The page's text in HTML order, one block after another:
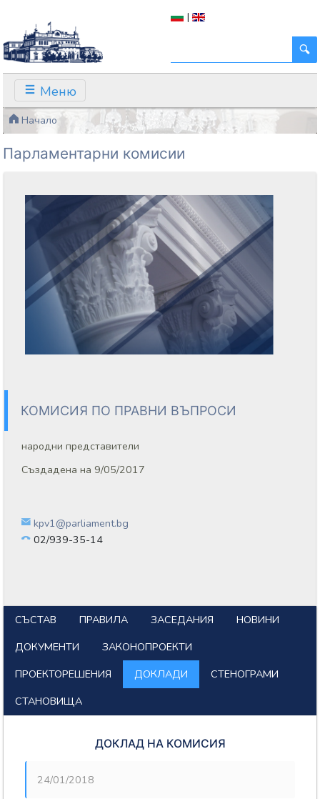
|
Меню
Начало
Парламентарни комисии
КОМИСИЯ ПО ПРАВНИ ВЪПРОСИ
народни представители
Създадена на 9/05/2017
kpv1@parliament.bg
02/939-35-14
СЪСТАВ ПРАВИЛА ЗАСЕДАНИЯ
НОВИНИ
ДОКУМЕНТИ
ЗАКОНОПРОЕКТИ
ПРОЕКТОРЕШЕНИЯ
ДОКЛАДИ
СТЕНОГРАМИ
СТАНОВИЩА
ДОКЛАД НА КОМИСИЯ
24/01/2018